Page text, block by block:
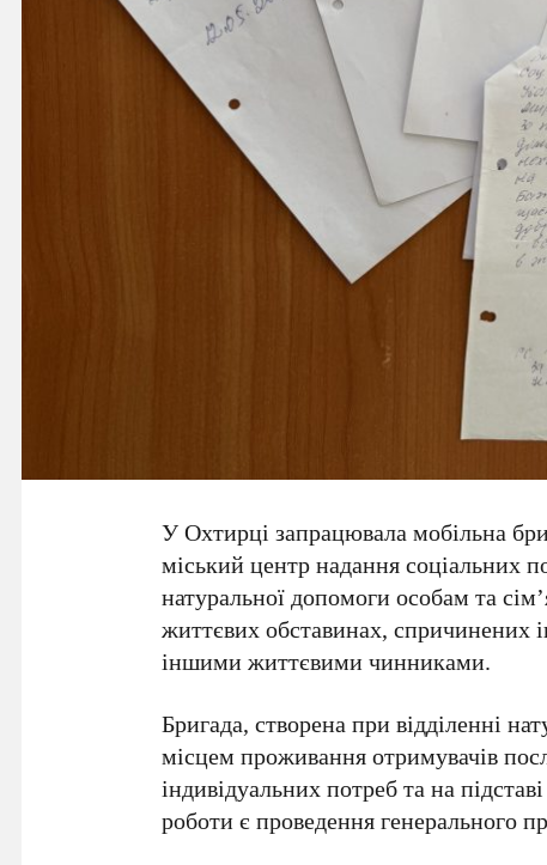
УОхтирці запрацювала мобільна
міський центр надання соціальних
натуральної допомоги особам та
життєвих обставинах, спричинених
іншими життєвими чинниками.
Бригада, створена при відділенні
місцем проживання отримувачів
індивідуальних потреб та на
роботи є проведення генерального